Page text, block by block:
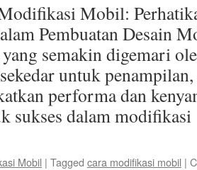
Mobil:
Pembuatan Desain
semakin digemari
untuk
performa dan
sukses dalam
Mobil | Tagged cara modifikasi mobil |